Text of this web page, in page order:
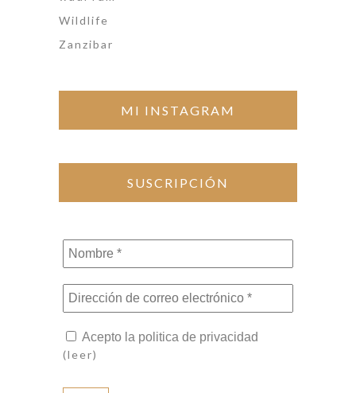
Wildlife
Zanzibar
MI INSTAGRAM
SUSCRIPCIÓN
Nombre
*
Dirección
de
electrónico
*
Acepto la politica de privacidad
(leer)